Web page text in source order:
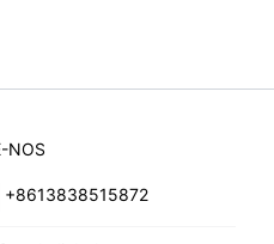
NOS
+8613838515872